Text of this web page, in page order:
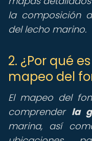
la composición
del lecho marino.
2. ¿Por qué
mapeo del
El mapeo del
comprender la
marina, así